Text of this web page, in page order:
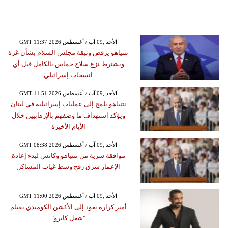
GMT 11:37 2026 الأحد ,09 آب / أغسطس
نتنياهو يرفض وثيقة مجلس السلام بشأن غزة
ويشترط نزع سلاح حماس بالكامل قبل أي
انسحاب إسرائيلي
GMT 11:51 2026 الأحد ,09 آب / أغسطس
نتنياهو يلمح إلى عمليات إسرائيلية في لبنان
ويؤكد استهداف ما وصفهم بالإرهابيين خلال
الأيام الأخيرة
GMT 08:38 2026 الأحد ,09 آب / أغسطس
موافقة سرية من نتنياهو وكاتس لبدء إعادة
الإعمار شرق رفح وسط غياب المساكن
GMT 11:00 2026 الأحد ,09 آب / أغسطس
أمير كرارة يعود إلى الأكشن الكوميدي بفيلم
"شغل كايرو"